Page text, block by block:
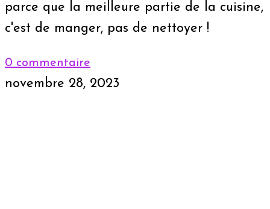
parce que la meilleure partie de la cuisine,
c'est de manger, pas de nettoyer !
0 commentaire
novembre 28, 2023